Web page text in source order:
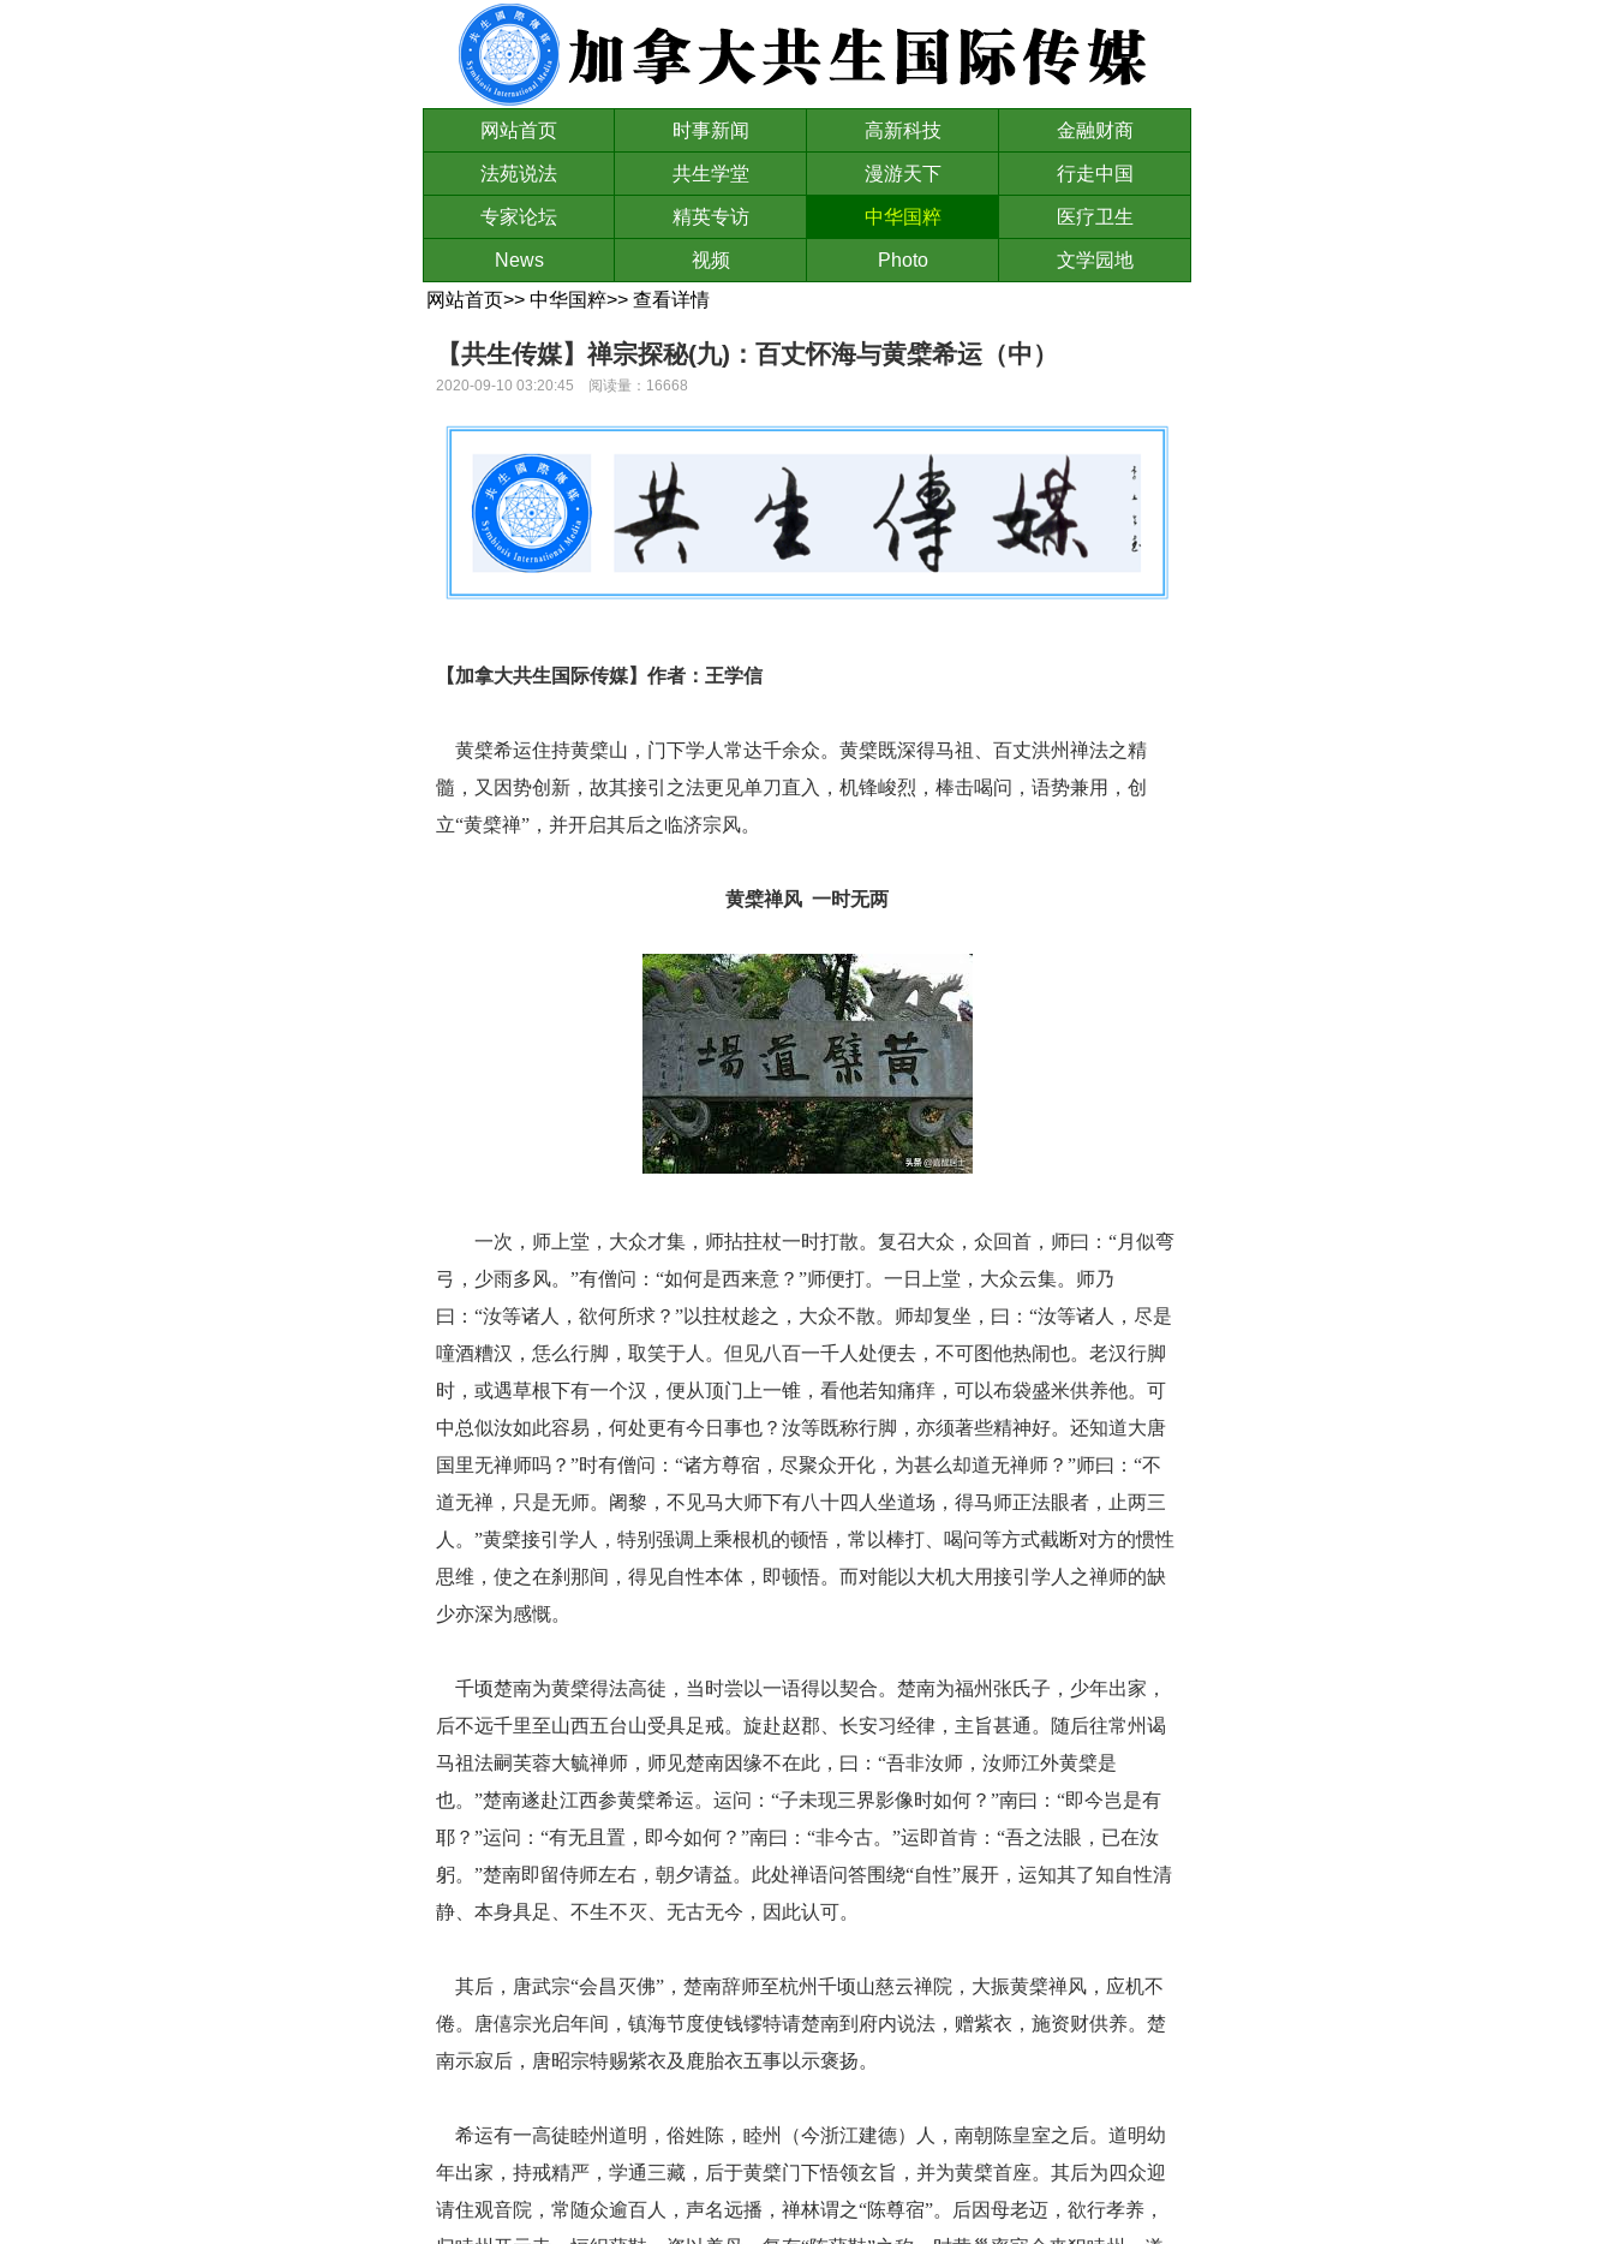
网站首页 时事新闻 高新科技 金融财商
法苑说法 共生学堂 漫游天下 行走中国
专家论坛 精英专访 中华国粹 医疗卫生
News 视频 Photo
文学园地
网站首页>> 中华国粹>> 查看详情
【共生传媒】禅宗探秘(九)：百丈怀海与黄檗希运（中）
2020-09-10 03:20:45 阅读量：16668
【加拿大共生国际传媒】作者： 王学信
黄檗希运住持黄檗山，门下学人常达千余众。黄檗既深得马祖、百丈洪州禅法之精
髓，又因势创新，故其接引之法更见单刀直入，机锋峻烈，棒击喝问，语势兼用，创
立“黄檗禅”，并开启其后之临济宗风。
黄檗禅风 一时无两
一次，师上堂，大众才集，师拈拄杖一时打散。复召大众，众回首，师曰：“月似弯
弓，少雨多风。”有僧问：“如何是西来意？”师便打。一日上堂，大众云集。师乃
曰：“汝等诸人，欲何所求？”以拄杖趁之，大众不散。师却复坐，曰：“汝等诸人，尽是
噇酒糟汉，恁么行脚，取笑于人。但见八百一千人处便去，不可图他热闹也。老汉行脚
时，或遇草根下有一个汉，便从顶门上一锥，看他若知痛痒，可以布袋盛米供养他。可
中总似汝如此容易，何处更有今日事也？汝等既称行脚，亦须著些精神好。还知道大唐
国里无禅师吗？”时有僧问：“诸方尊宿，尽聚众开化，为甚么却道无禅师？”师曰：“不
道无禅，只是无师。阇黎，不见马大师下有八十四人坐道场，得马师正法眼者，止两三
人。”黄檗接引学人，特别强调上乘根机的顿悟，常以棒打、喝问等方式截断对方的惯性
思维，使之在刹那间，得见自性本体，即顿悟。而对能以大机大用接引学人之禅师的缺
少亦深为感慨。
千顷楚南为黄檗得法高徒，当时尝以一语得以契合。楚南为福州张氏子，少年出家，
后不远千里至山西五台山受具足戒。旋赴赵郡、长安习经律，主旨甚通。随后往常州谒
马祖法嗣芙蓉大毓禅师，师见楚南因缘不在此，曰：“吾非汝师，汝师江外黄檗是
也。”楚南遂赴江西参黄檗希运。运问：“子未现三界影像时如何？”南曰：“即今岂是有
耶？”运问：“有无且置，即今如何？”南曰：“非今古。”运即首肯：“吾之法眼，已在汝
躬。”楚南即留侍师左右，朝夕请益。此处禅语问答围绕“自性”展开，运知其了知自性清
静、本身具足、不生不灭、无古无今，因此认可。
其后，唐武宗“会昌灭佛”，楚南辞师至杭州千顷山慈云禅院，大振黄檗禅风，应机不
倦。唐僖宗光启年间，镇海节度使钱镠特请楚南到府内说法，赠紫衣，施资财供养。楚
南示寂后，唐昭宗特赐紫衣及鹿胎衣五事以示褒扬。
希运有一高徒睦州道明，俗姓陈，睦州（今浙江建德）人，南朝陈皇室之后。道明幼
年出家，持戒精严，学通三藏，后于黄檗门下悟领玄旨，并为黄檗首座。其后为四众迎
请住观音院，常随众逾百人，声名远播，禅林谓之“陈尊宿”。后因母老迈，欲行孝养，